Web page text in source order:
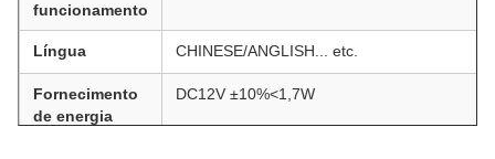
funcionamento
Língua CHINESE/ANGLISH... etc.
Fornecimento
de energia
DC12V ±10%<1,7W